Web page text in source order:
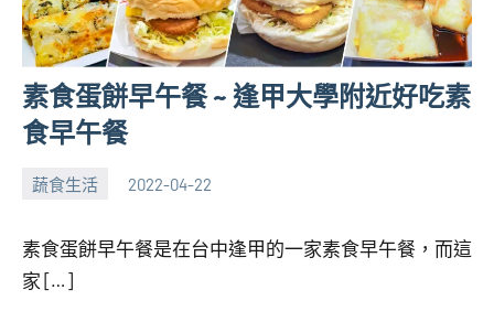
素食蛋餅早午餐 ~ 逢甲大學附近好吃素
食早午餐
蔬食生活 2022-04-22
張
芋
No
素食蛋餅早午餐是在台中逢甲的一家素食早午餐，而這
家 […]